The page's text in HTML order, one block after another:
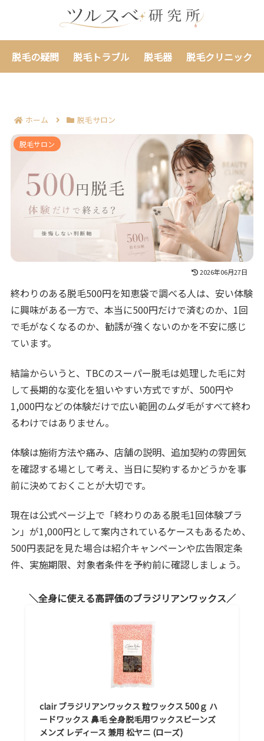
脱毛の疑問 脱毛トラブル 脱毛器 脱毛クリニック
ホーム 脱毛サロン
終わりのある脱毛500円は知恵袋でどう見られている？
体験だけで終えたい人の判断軸を整理する!
脱毛サロン
2026年06月27日
終わりのある脱毛500円を知恵袋で調べる人は、安い体験
に興味がある一方で、本当に500円だけで済むのか、1回
で毛がなくなるのか、勧誘が強くないのかを不安に感じ
ています。
結論からいうと、TBCのスーパー脱毛は処理した毛に対
して長期的な変化を狙いやすい方式ですが、500円や
1,000円などの体験だけで広い範囲のムダ毛がすべて終わ
るわけではありません。
体験は施術方法や痛み、店舗の説明、追加契約の雰囲気
を確認する場として考え、当日に契約するかどうかを事
前に決めておくことが大切です。
現在は公式ページ上で「終わりのある脱毛1回体験プラ
ン」が1,000円として案内されているケースもあるため、
500円表記を見た場合は紹介キャンペーンや広告限定条
件、実施期限、対象者条件を予約前に確認しましょう。
全身に使える高評価のブラジリアンワックス
clair ブラジリアンワックス 粒ワックス 500ｇ ハ
ードワックス 鼻毛 全身脱毛用ワックスビーンズ
メンズ レディース 兼用 松ヤニ (ローズ)